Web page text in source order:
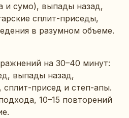
и сумо), выпады назад,
сплит-приседы,
в разумном объеме.
на 30–40 минут:
выпады назад,
сплит-присед и степ-апы.
10–15 повторений